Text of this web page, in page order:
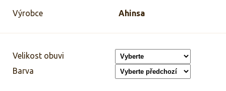
Výrobce Ahinsa
Velikost obuvi
Barva